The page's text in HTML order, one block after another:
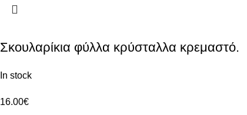
Σκουλαρίκια φύλλα κρύσταλλα κρεμαστό.
In stock
16.00€